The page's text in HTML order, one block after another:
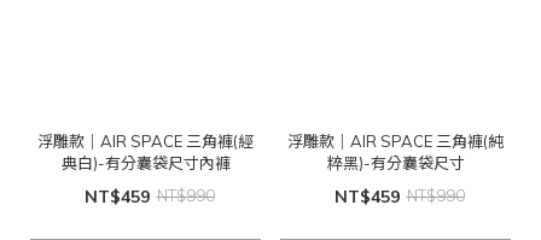
浮雕款｜AIR SPACE 三角褲(經
典白)-有分囊袋尺寸內褲
NT$459 NT$990
浮雕款｜AIR SPACE 三角褲(純
粹黑)-有分囊袋尺寸
NT$459 NT$990